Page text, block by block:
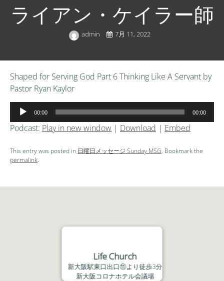
ライアン・ケイラー師
admin 7月 11, 2022
Shaped for Serving God Part 6 Thinking Like A Servant by
Pastor Ryan Kaylor
声
プ
ー
00:00 00:00
Podcast: Play in new window | Download | Embed
This entry was posted in 日曜日メッセージ Sunday MSG. Bookmark the
permalink.
Life Church
新大阪駅東口出口⑪より徒歩3分
新大阪コロナホテル会議場